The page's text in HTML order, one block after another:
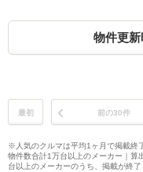
物件更
最初 前の30件
※人気のクルマは平均1ヶ月で掲載終
物件数合計1万台以上のメーカー｜
台以上のメーカーのうち、掲載が終